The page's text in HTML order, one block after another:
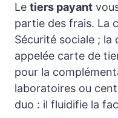
Le tiers payant
partie des frais. La
Sécurité sociale ;
appelée carte de
pour la
laboratoires ou
duo : il fluidifie la